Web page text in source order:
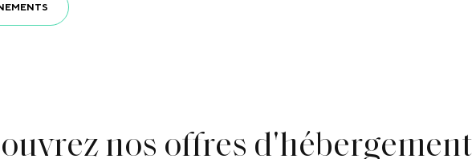
nos offres d'hébergement